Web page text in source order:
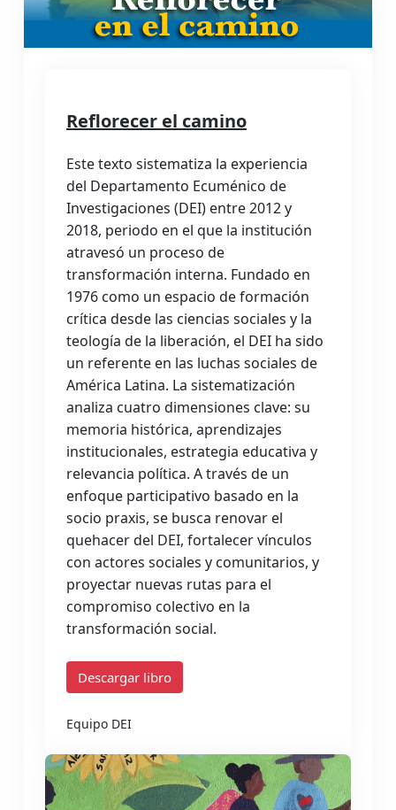
Reflorecer el camino
Este texto sistematiza la experiencia
del Departamento Ecuménico de
Investigaciones (DEI) entre 2012 y
2018, periodo en el que la institución
atravesó un proceso de
transformación interna. Fundado en
1976 como un espacio de formación
crítica desde las ciencias sociales y la
teología de la liberación, el DEI ha sido
un referente en las luchas sociales de
América Latina. La sistematización
analiza cuatro dimensiones clave: su
memoria histórica, aprendizajes
institucionales, estrategia educativa y
relevancia política. A través de un
enfoque participativo basado en la
socio praxis, se busca renovar el
quehacer del DEI, fortalecer vínculos
con actores sociales y comunitarios, y
proyectar nuevas rutas para el
compromiso colectivo en la
transformación social.
Descargar libro
Equipo DEI